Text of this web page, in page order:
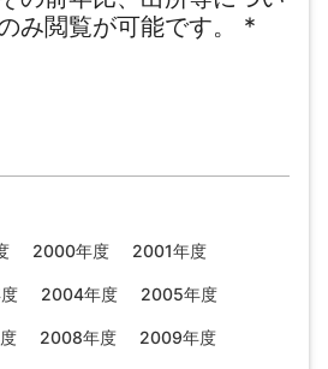
み閲覧が可能です。
*
2000年度 2001年度
2004年度 2005年度
2008年度 2009年度